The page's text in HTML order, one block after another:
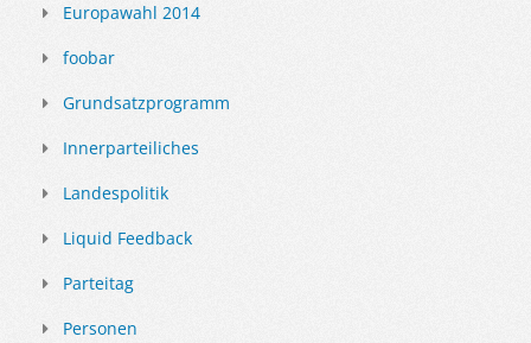
Europawahl 2014
foobar
Grundsatzprogramm
Innerparteiliches
Landespolitik
Liquid Feedback
Parteitag
Personen